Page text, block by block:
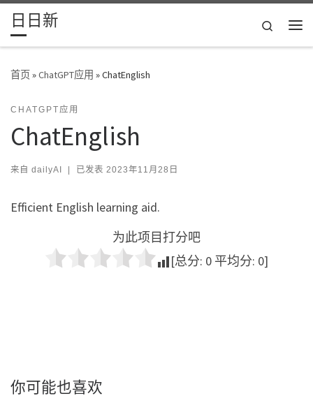
Skip to content
日日新
Search
首页»ChatGPT应用 »ChatEnglish
CHATGPT应用
ChatEnglish
来自 dailyAI | 已发表 2023年11月28日
Efficient English learning aid.
为此项目打分吧
[总分: 0 平均分: 0]
你可能也喜欢